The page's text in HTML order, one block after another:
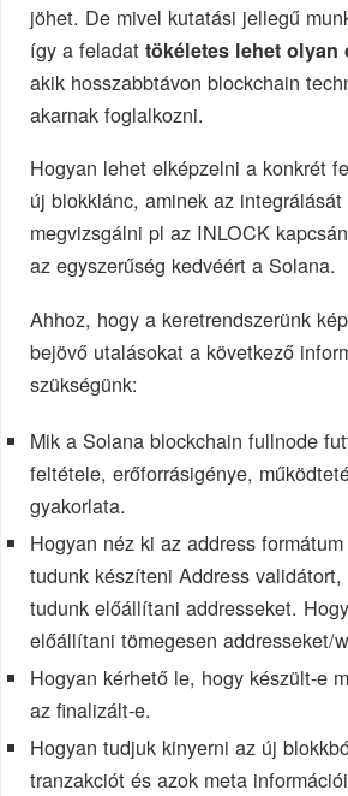
jöhet. De mivel kutatási jellegű
így a feladattökéletes lehet olyan
akik hosszabbtávon blockchain
akarnak foglalkozni.
Hogyan lehet elképzelni a konkrét
új blokklánc, aminek az
megvizsgálni pl az INLOCK
az egyszerűség kedvéért a Solana.
Ahhoz, hogy a keretrendszerünk
bejövő utalásokat a következő
szükségünk:
Mik a Solana blockchain fullnode
feltétele, erőforrásigénye,
gyakorlata.
Hogyan néz ki az address
tudunk készíteni Address validátort,
tudunk előállítani addresseket.
előállítani tömegesen addresseket/
Hogyan kérhető le, hogy készült-e
az finalizált-e.
Hogyan tudjuk kinyerni az új
tranzakciót és azok meta